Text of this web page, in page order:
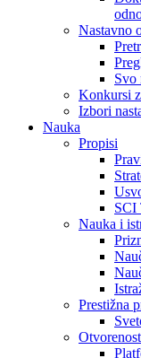
Nastavno
Svo
Konkursi
Izbori
Nauka
Propisi
SCI
Nauka i
Prestižna